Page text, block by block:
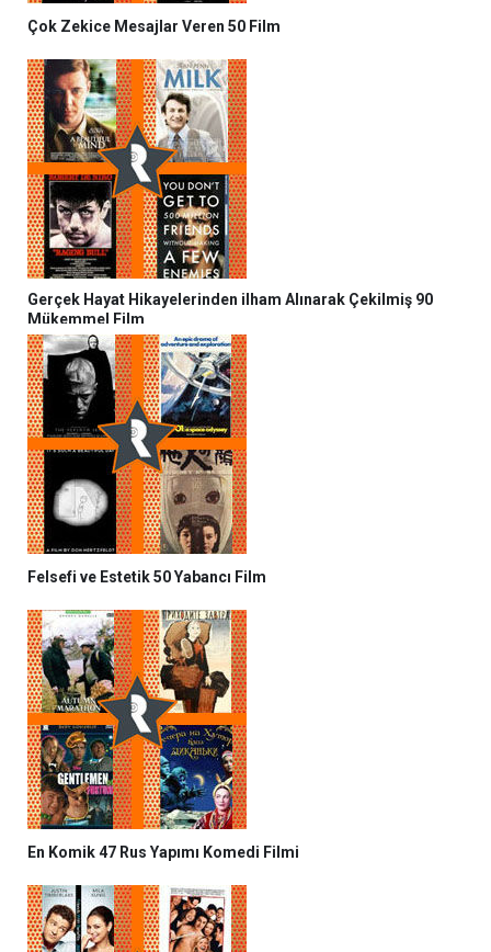
Çok Zekice Mesajlar Veren 50 Film
Gerçek Hayat Hikayelerinden ilham Alınarak Çekilmiş 90
Mükemmel Film
Felsefi ve Estetik 50 Yabancı Film
En Komik 47 Rus Yapımı Komedi Filmi